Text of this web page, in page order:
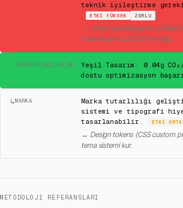
teknik iyileştirme
ETKIYÜKSEK ZORLU
→ Görsel optimizasyonu (WebP/
kullanılmayan JS/CSS temizliği.
SÜRDÜRÜLEBILIRLIK
Yeşil Tasarım: 0.04g
dostu optimizasyon
↳MARKA
Marka tutarlılığı
sistemi ve tipografi
tasarlanabilir.
ETKIORTA
→ Design tokens (CSS custom
tema sistemi kur.
METODOLOJI REFERANSLARI